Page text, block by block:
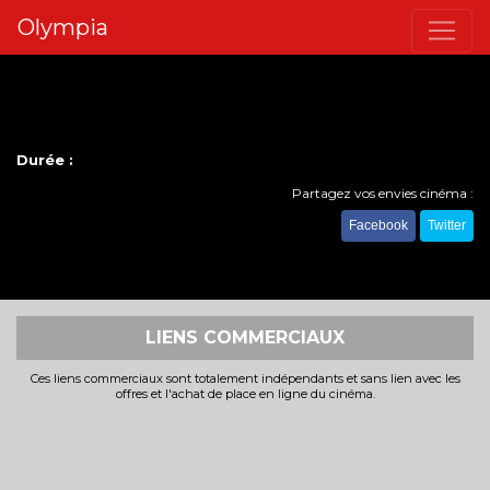
Olympia
Durée :
Partagez vos envies cinéma :
Facebook Twitter
LIENS COMMERCIAUX
Ces liens commerciaux sont totalement indépendants et sans lien avec les
offres et l'achat de place en ligne du cinéma.